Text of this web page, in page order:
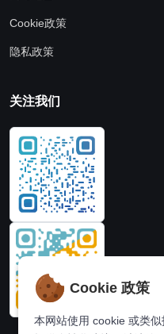
Cookie政策
隐私政策
关注我们
Cookie 政策
本网站使用 cookie 或类